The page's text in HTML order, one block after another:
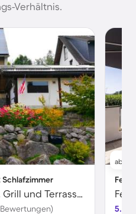
Verhältnis.
Schlafzimmer
Apartment mit Garten, Grill und Terrasse | Gartenblick
ab
5.0